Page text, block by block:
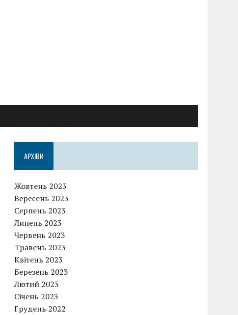
АРХІВИ
Жовтень 2023
Вересень 2023
Серпень 2023
Липень 2023
Червень 2023
Травень 2023
Квітень 2023
Березень 2023
Лютий 2023
Січень 2023
Грудень 2022